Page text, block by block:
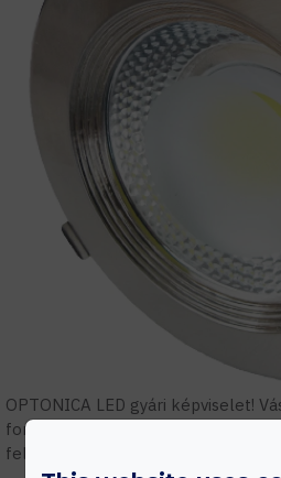
OPTONICA LED gyári képviselet!
forrásból! Szakmai támogatás,
feltételek.